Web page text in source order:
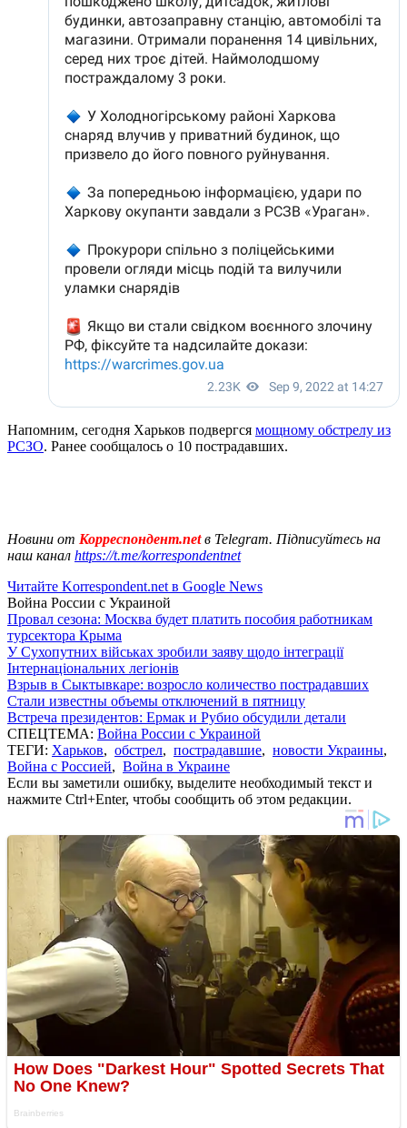
Напомним, сегодня Харьков подвергся мощному обстрелу из
РСЗО. Ранее сообщалось о 10 пострадавших.
Новини от Корреспондент.netв Telegram. Підписуйтесь на
наш канал https://t.me/korrespondentnet
Читайте Korrespondent.net в Google News
Война России с Украиной
Провал сезона: Москва будет платить пособия работникам
турсектора Крыма
У Сухопутних військах зробили заяву щодо інтеграції
Інтернаціональних легіонів
Взрыв в Сыктывкаре: возросло количество пострадавших
Стали известны объемы отключений в пятницу
Встреча президентов: Ермак и Рубио обсудили детали
СПЕЦТЕМА: Война России с Украиной
ТЕГИ: Харьков, обстрел, пострадавшие, новости Украины,
Война с Россией, Война в Украине
Если вы заметили ошибку, выделите необходимый текст и
нажмите Ctrl+Enter, чтобы сообщить об этом редакции.